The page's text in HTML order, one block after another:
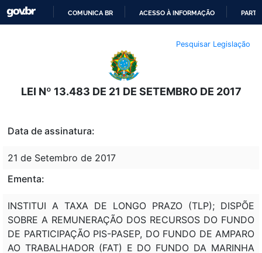
O
CONTEÚDO
COMUNICA BR ACESSO À INFORMAÇÃO
Pesquisar Legislação
LEI Nº 13.483 DE 21 DE SETEMBRO DE 2017
Data de assinatura:
21 de Setembro de 2017
Ementa:
INSTITUI A TAXA DE LONGO PRAZO (TLP); DISPÕE
SOBRE A REMUNERAÇÃO DOS RECURSOS DO FUNDO
DE PARTICIPAÇÃO PIS-PASEP, DO FUNDO DE AMPARO
AO TRABALHADOR (FAT) E DO FUNDO DA MARINHA